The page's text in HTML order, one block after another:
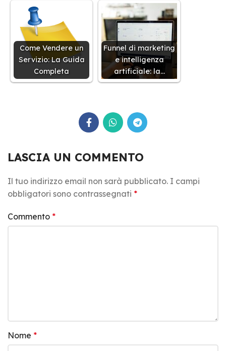
Come Vendere un
Servizio: La Guida
Completa
Funnel di marketing
e intelligenza
artificiale: la…
LASCIA UN COMMENTO
Il tuo indirizzo email non sarà pubblicato. I campi
obbligatori sono contrassegnati *
Commento *
Nome *